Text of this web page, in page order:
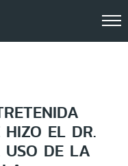
HIZO EL DR.
USO DE LA